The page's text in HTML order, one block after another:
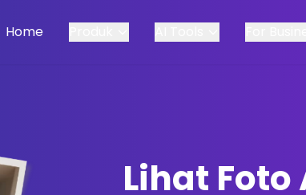
Home
Lihat Foto